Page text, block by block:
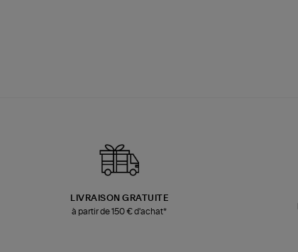
LIVRAISON GRATUITE
à partir de 150 € d'achat*